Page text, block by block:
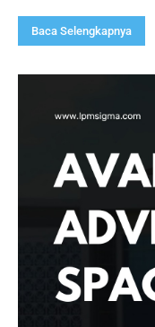
Baca Selengkapnya